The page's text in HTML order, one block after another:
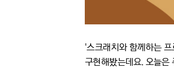
'스크래치와 함께하는
구현해봤는데요. 오늘은